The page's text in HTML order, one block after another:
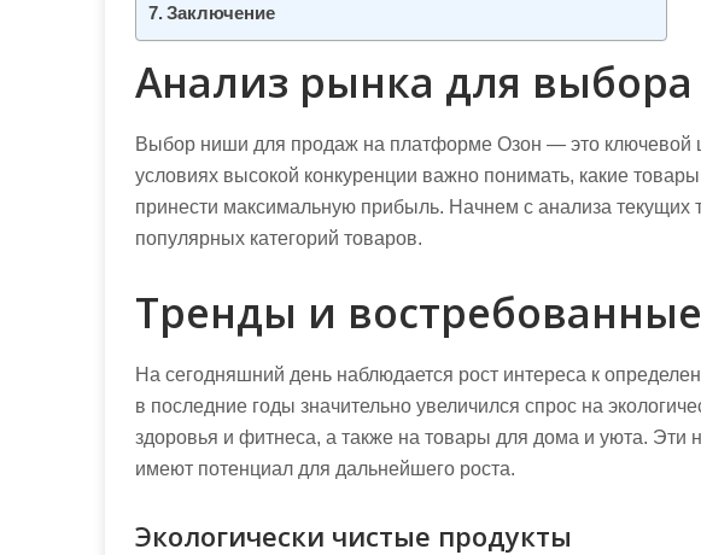
Заключение
Анализ рынка для
Выбор ниши для продаж на платформе Озон — это ключевой
условиях высокой конкуренции важно понимать, какие
принести максимальную прибыль. Начнем с анализа текущих
популярных категорий товаров.
Тренды и
На сегодняшний день наблюдается рост интереса к
в последние годы значительно увеличился спрос на
здоровья и фитнеса, а также на товары для дома и уюта. Эти
имеют потенциал для дальнейшего роста.
Экологически чистые продукты